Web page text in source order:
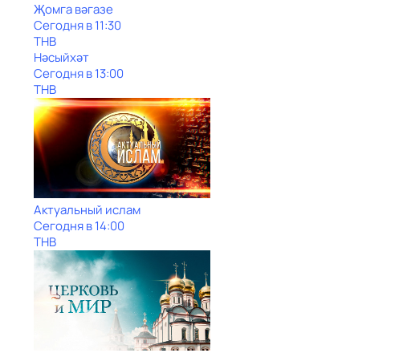
Җомга вәгазе
Сегодня в 11:30
ТНВ
Нәсыйхәт
Сегодня в 13:00
ТНВ
Актуальный ислам
Сегодня в 14:00
ТНВ